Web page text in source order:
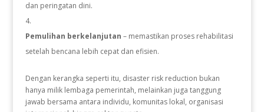
dan peringatan dini.
Pemulihan berkelanjutan – memastikan proses rehabilitasi
setelah bencana lebih cepat dan efisien.
Dengan kerangka seperti itu, disaster risk reduction bukan
hanya milik lembaga pemerintah, melainkan juga tanggung
jawab bersama antara individu, komunitas lokal, organisasi